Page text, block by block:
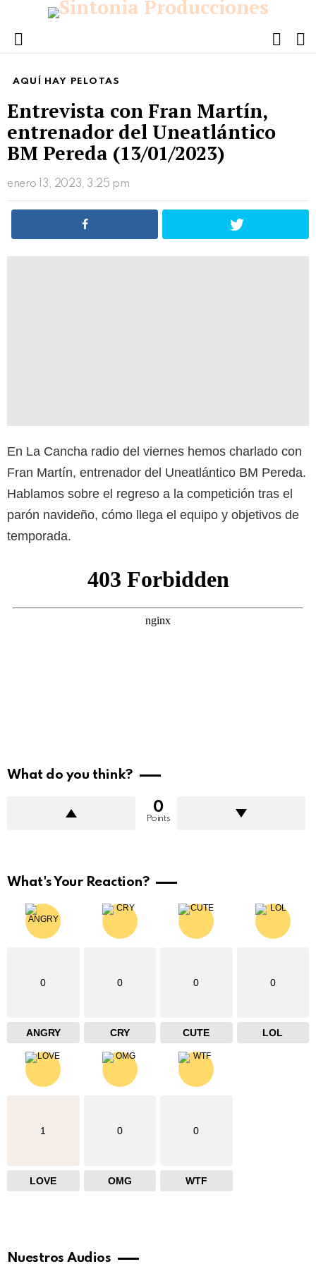
Menu
AQUÍ HAY PELOTAS
Entrevista con Fran Martín,
entrenador del Uneatlántico
BM Pereda (13/01/2023)
enero 13, 2023, 3:25 pm
En La Cancha radio del viernes hemos charlado con
Fran Martín, entrenador del Uneatlántico BM Pereda.
Hablamos sobre el regreso a la competición tras el
parón navideño, cómo llega el equipo y objetivos de
temporada.
What do you think?
0
Points
What's Your Reaction?
0
ANGRY
0
CRY
0
CUTE
0
LOL
1
LOVE
0
OMG
0
WTF
Nuestros Audios